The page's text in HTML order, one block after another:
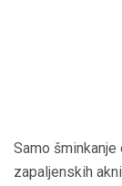
Samo
zapaljenskih